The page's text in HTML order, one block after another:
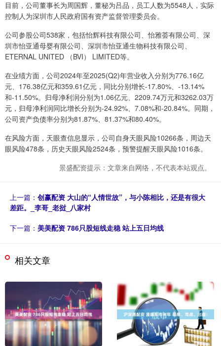
目前，公司董事长为周国辉，董秘为吕品，员工人数为5548人，实际
控制人为深圳市人民政府国有资产监督管理委员会。
公司参股公司538家，包括怡辉科技有限公司、怡雅荟有限公司、深
圳市怡亚通母婴有限公司、深圳市怡亚通生物科技有限公司、
ETERNAL UNITED （BVI） LIMITED等。
在业绩方面，公司2024年至2025(Q2)年营业收入分别为776.16亿
元、176.38亿元和359.61亿元，同比分别增长-17.80%、-13.14%
和-11.50%。归母净利润分别为1.06亿元、2209.74万元和3262.03万
元，归母净利润同比增长分别为-24.92%、7.08%和-20.84%。同期，
公司资产负债率分别为81.87%、81.37%和80.40%。
在风险方面，天眼查信息显示，公司自身天眼风险10266条，周边天
眼风险478条，历史天眼风险2524条，预警提醒天眼风险1016条。
景盛配资提示：文章来自网络，不代表本站观点。
上一篇： 创赢配资 大山的“人情世故”，与小陈相比，还是有很大
差距。_李哥_老挝_八家村
下一篇： 美美配资 786只股短线走稳 站上五日均线
相关文章